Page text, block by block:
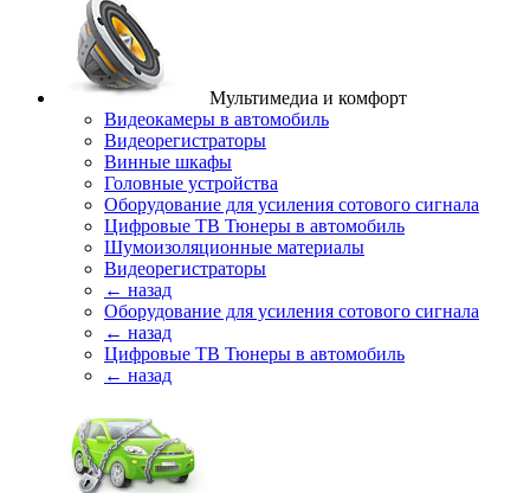
Мультимедиа и комфорт
Видеокамеры в автомобиль
Видеорегистраторы
Винные шкафы
Головные устройства
Оборудование для усиления сотового сигнала
Цифровые ТВ Тюнеры в автомобиль
Шумоизоляционные материалы
Видеорегистраторы
← назад
Оборудование для усиления сотового сигнала
← назад
Цифровые ТВ Тюнеры в автомобиль
← назад